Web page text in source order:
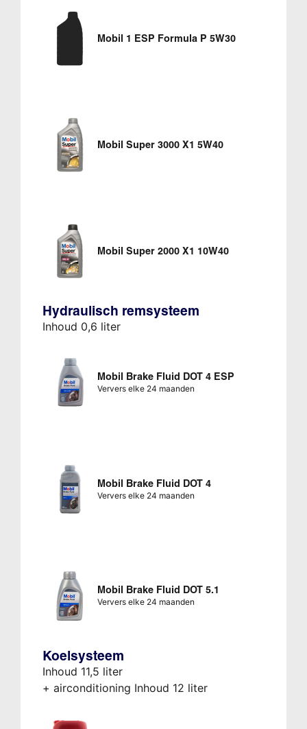
Mobil 1 ESP Formula P 5W30
Mobil Super 3000 X1 5W40
Mobil Super 2000 X1 10W40
Hydraulisch remsysteem
Inhoud 0,6 liter
Mobil Brake Fluid DOT 4 ESP
Ververs elke 24 maanden
Mobil Brake Fluid DOT 4
Ververs elke 24 maanden
Mobil Brake Fluid DOT 5.1
Ververs elke 24 maanden
Koelsysteem
Inhoud 11,5 liter
+ airconditioning Inhoud 12 liter